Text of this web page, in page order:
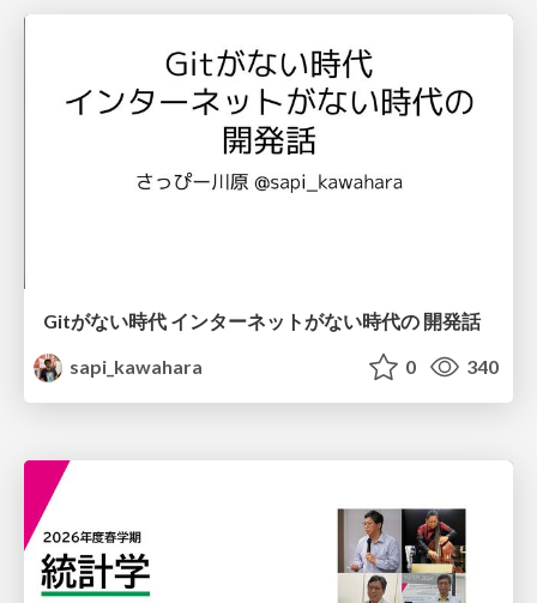
Gitがない時代 インターネットがない時代の 開発話
sapi_kawahara
0 340